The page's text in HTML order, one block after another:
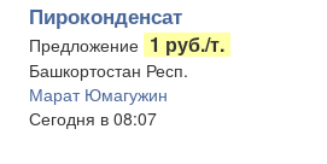
Пироконденсат
Предложение 1 руб./т.
Башкортостан Респ.
Марат Юмагужин
Сегодня в 08:07